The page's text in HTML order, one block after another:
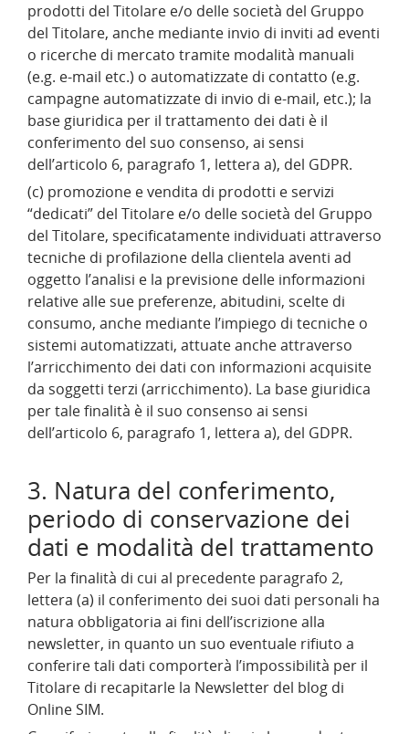
prodotti del Titolare e/o delle società del Gruppo
del Titolare, anche mediante invio di inviti ad eventi
o ricerche di mercato tramite modalità manuali
(e.g. e-mail etc.) o automatizzate di contatto (e.g.
campagne automatizzate di invio di e-mail, etc.); la
base giuridica per il trattamento dei dati è il
conferimento del suo consenso, ai sensi
dell’articolo 6, paragrafo 1, lettera a), del GDPR.
(c) promozione e vendita di prodotti e servizi
“dedicati” del Titolare e/o delle società del Gruppo
del Titolare, specificatamente individuati attraverso
tecniche di profilazione della clientela aventi ad
oggetto l’analisi e la previsione delle informazioni
relative alle sue preferenze, abitudini, scelte di
consumo, anche mediante l’impiego di tecniche o
sistemi automatizzati, attuate anche attraverso
l’arricchimento dei dati con informazioni acquisite
da soggetti terzi (arricchimento). La base giuridica
per tale finalità è il suo consenso ai sensi
dell’articolo 6, paragrafo 1, lettera a), del GDPR.
3. Natura del conferimento,
periodo di conservazione dei
dati e modalità del trattamento
Per la finalità di cui al precedente paragrafo 2,
lettera (a) il conferimento dei suoi dati personali ha
natura obbligatoria ai fini dell’iscrizione alla
newsletter, in quanto un suo eventuale rifiuto a
conferire tali dati comporterà l’impossibilità per il
Titolare di recapitarle la Newsletter del blog di
Online SIM.